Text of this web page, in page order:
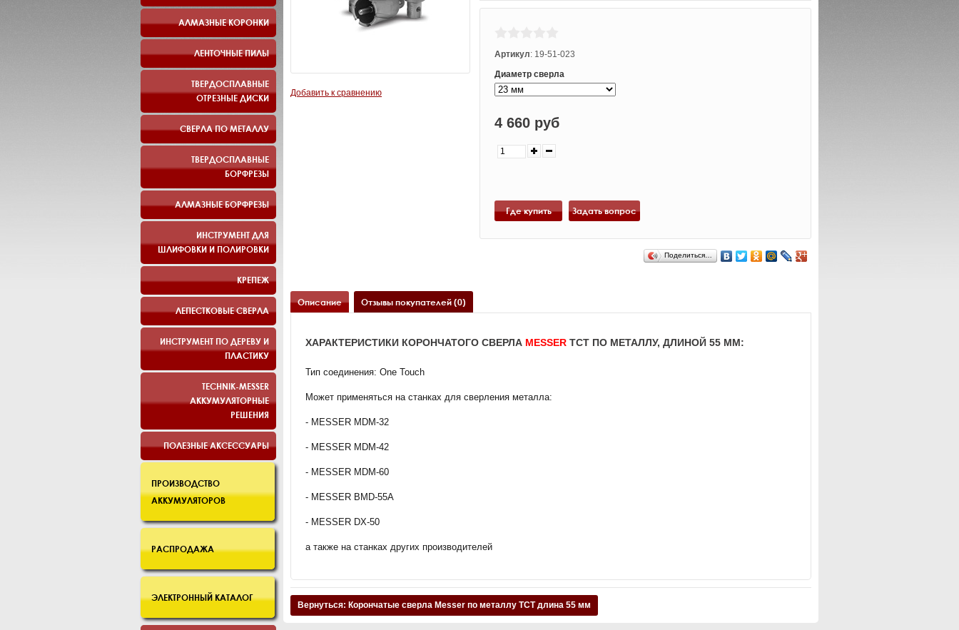
АЛМАЗНЫЕ КОРОНКИ
ЛЕНТОЧНЫЕ ПИЛЫ
ТВЕРДОСПЛАВНЫЕ
ОТРЕЗНЫЕ ДИСКИ
СВЕРЛА ПО МЕТАЛЛУ
ТВЕРДОСПЛАВНЫЕ
БОРФРЕЗЫ
АЛМАЗНЫЕ БОРФРЕЗЫ
ИНСТРУМЕНТ ДЛЯ
ШЛИФОВКИ И ПОЛИРОВКИ
КРЕПЕЖ
ЛЕПЕСТКОВЫЕ СВЕРЛА
ИНСТРУМЕНТ ПО ДЕРЕВУ И
ПЛАСТИКУ
TECHNIK-MESSER
АККУМУЛЯТОРНЫЕ
РЕШЕНИЯ
ПОЛЕЗНЫЕ АКСЕССУАРЫ
ПРОИЗВОДСТВО
АККУМУЛЯТОРОВ
РАСПРОДАЖА
ЭЛЕКТРОННЫЙ КАТАЛОГ
Артикул: 19-51-023
Диаметр сверла
4 660 руб
Где купить
Поделиться…
Добавить к сравнению
Описание Отзывы покупателей (0)
ХАРАКТЕРИСТИКИ КОРОНЧАТОГО СВЕРЛА MESSER TCT ПО МЕТАЛЛУ, ДЛИНОЙ 55 ММ:
Тип соединения: One Touch
Может применяться на станках для сверления металла:
- MESSER MDM-32
- MESSER MDM-42
- MESSER MDM-60
- MESSER BMD-55A
- MESSER DX-50
а также на станках других производителей
Вернуться: Корончатые сверла Messer по металлу ТСТ длина 55 мм